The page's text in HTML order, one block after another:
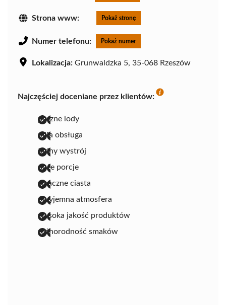
Strona www: Pokaż stronę
Numer telefonu: Pokaż numer
Lokalizacja: Grunwaldzka 5, 35-068 Rzeszów
Najczęściej doceniane przez klientów:
pyszne lody
miła obsługa
ładny wystrój
duże porcje
smaczne ciasta
przyjemna atmosfera
wysoka jakość produktów
różnorodność smaków